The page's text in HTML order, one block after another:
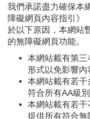
我們承諾盡力確保本
障礙網頁內容指引》
於以下原因，本網站
的無障礙網頁功能。
本網站載有第
形式以免影響內
本網站載有若
符合所有AA級
本網站載有若
提供所有符合無